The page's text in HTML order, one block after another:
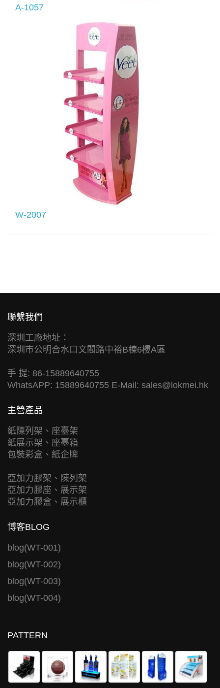
A-1057
W-2007
聯繫我們
深圳工廠地址：
深圳市公明合水口文閣路中裕B棟6樓A區
手 提: 86-15889640755
WhatsAPP: 15889640755 E-Mail: sales@lokmei.hk
主營產品
紙陳列架、座臺架
紙展示架、座臺箱
包裝彩盒、紙企牌
亞加力膠架、陳列架
亞加力膠座、展示架
亞加力膠盒、展示櫃
博客BLOG
blog(WT-001)
blog(WT-002)
blog(WT-003)
blog(WT-004)
PATTERN